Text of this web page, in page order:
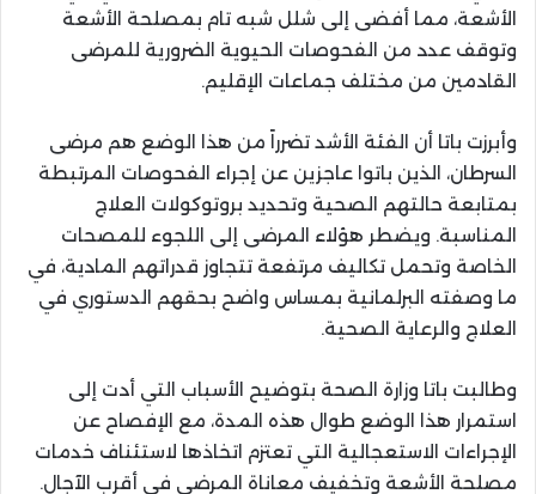
الأشعة، مما أفضى إلى شلل شبه تام بمصلحة الأشعة
وتوقف عدد من الفحوصات الحيوية الضرورية للمرضى
القادمين من مختلف جماعات الإقليم.
وأبرزت باتا أن الفئة الأشد تضرراً من هذا الوضع هم مرضى
السرطان، الذين باتوا عاجزين عن إجراء الفحوصات المرتبطة
بمتابعة حالتهم الصحية وتحديد بروتوكولات العلاج
المناسبة. ويضطر هؤلاء المرضى إلى اللجوء للمصحات
الخاصة وتحمل تكاليف مرتفعة تتجاوز قدراتهم المادية، في
ما وصفته البرلمانية بمساس واضح بحقهم الدستوري في
العلاج والرعاية الصحية.
وطالبت باتا وزارة الصحة بتوضيح الأسباب التي أدت إلى
استمرار هذا الوضع طوال هذه المدة، مع الإفصاح عن
الإجراءات الاستعجالية التي تعتزم اتخاذها لاستئناف خدمات
مصلحة الأشعة وتخفيف معاناة المرضى في أقرب الآجال.